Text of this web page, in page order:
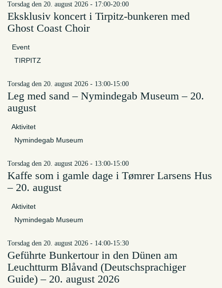
torsdag den 20. august 2026 - 17:00-20:00
Eksklusiv koncert i Tirpitz-bunkeren med
Ghost Coast Choir
Event
TIRPITZ
torsdag den 20. august 2026 - 13:00-15:00
Leg med sand – Nymindegab Museum – 20.
august
Aktivitet
Nymindegab Museum
torsdag den 20. august 2026 - 13:00-15:00
Kaffe som i gamle dage i Tømrer Larsens Hus
– 20. august
Aktivitet
Nymindegab Museum
torsdag den 20. august 2026 - 14:00-15:30
Geführte Bunkertour in den Dünen am
Leuchtturm Blåvand (Deutschsprachiger
Guide) – 20. august 2026